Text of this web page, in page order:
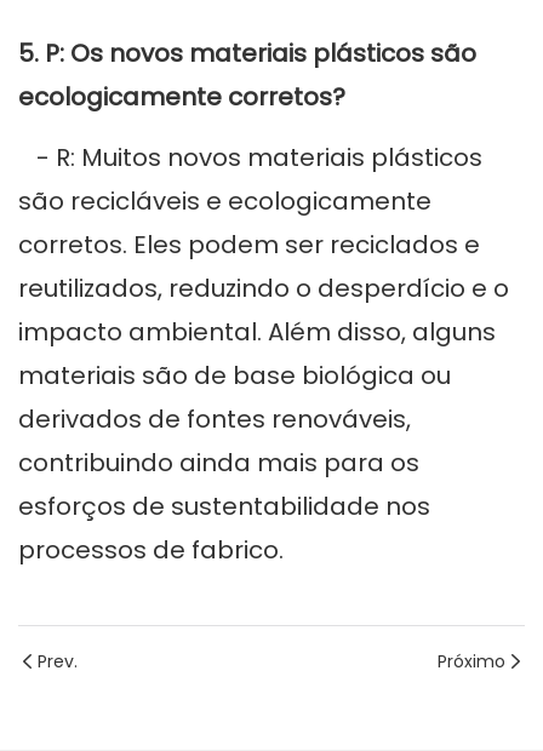
5. P: Os novos materiais plásticos são
ecologicamente corretos?
- R: Muitos novos materiais plásticos
são recicláveis ​​e ecologicamente
corretos. Eles podem ser reciclados e
reutilizados, reduzindo o desperdício e o
impacto ambiental. Além disso, alguns
materiais são de base biológica ou
derivados de fontes renováveis,
contribuindo ainda mais para os
esforços de sustentabilidade nos
processos de fabrico.
Prev. Próximo